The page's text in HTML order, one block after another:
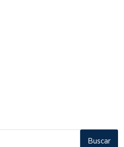
Buscar